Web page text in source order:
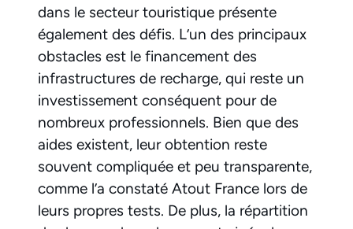
dans le secteur touristique présente
également des défis. L’un des principaux
obstacles est le financement des
infrastructures de recharge, qui reste un
investissement conséquent pour de
nombreux professionnels. Bien que des
aides existent, leur obtention reste
souvent compliquée et peu transparente,
comme l’a constaté Atout France lors de
leurs propres tests. De plus, la répartition